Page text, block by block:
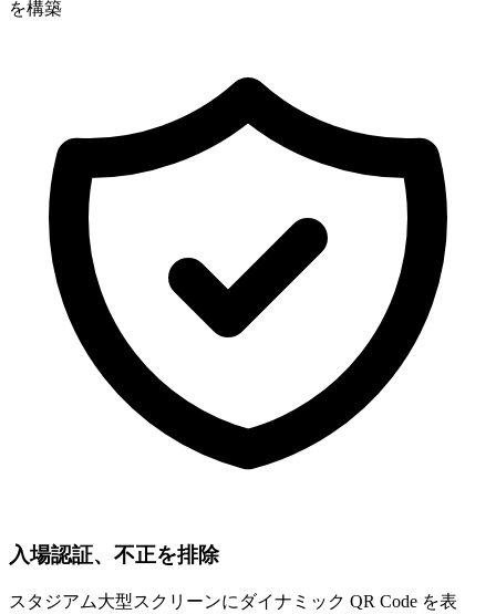
を構築
入場認証、不正を排除
スタジアム大型スクリーンにダイナミック QR Code を表